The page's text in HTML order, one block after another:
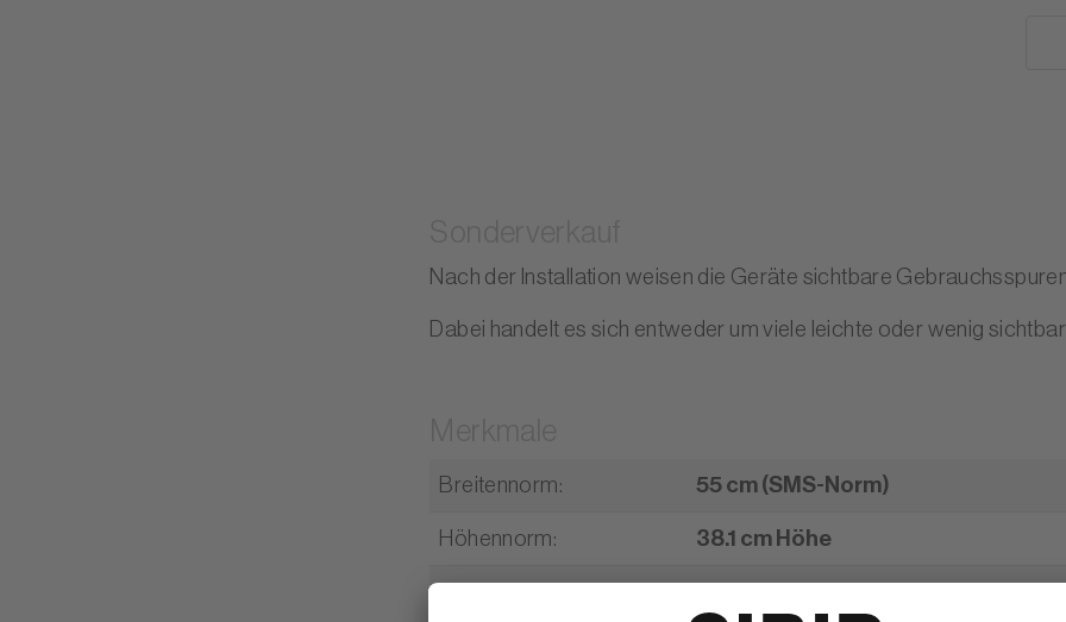
Nach der Installation weisen die Geräte sichtbare
Dabei handelt es sich entweder um viele leichte oder wenig
Breitennorm: 55 cm (SMS-Norm)
Höhennorm: 38.1 cm Höhe